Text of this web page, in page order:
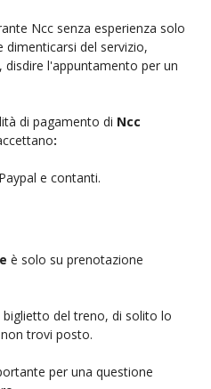
Ncc senza esperienza solo
del servizio,
l'appuntamento per un
di pagamento di Ncc
:
e contanti.
è solo su prenotazione
del treno, di solito lo
trovi posto.
per una questione